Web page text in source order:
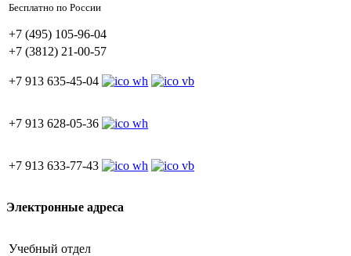
Бесплатно по России
+7 (495) 105-96-04
+7 (3812) 21-00-57
+7 913 635-45-04
+7 913 628-05-36
+7 913 633-77-43
Электронные адреса
Учебный отдел